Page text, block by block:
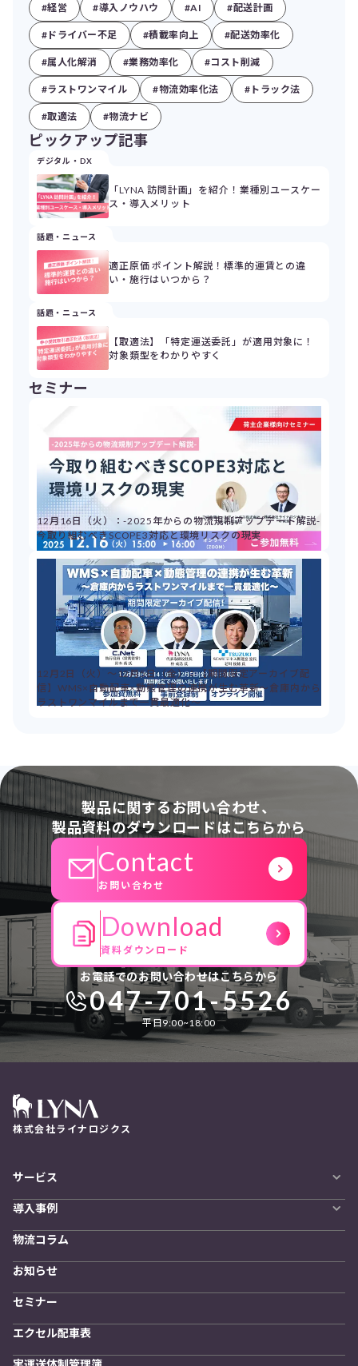
#経営 #導入ノウハウ #AI #配送計画
#ドライバー不足 #積載率向上 #配送効率化
#属人化解消 #業務効率化 #コスト削減
#ラストワンマイル #物流効率化法 #トラック法
#取適法 #物流ナビ
ピックアップ記事
デジタル・DX
「LYNA 訪問計画」を紹介！業種別ユースケー
ス・導入メリット
話題・ニュース
適正原価 ポイント解説！標準的運賃との違
い・施行はいつから？
話題・ニュース
【取適法】「特定運送委託」が適用対象に！
対象類型をわかりやすく
セミナー
12月16日（火）：-2025年からの物流規制アップデート解説-
今取り組むべきSCOPE3対応と環境リスクの現実
12月2日（火）～12月5日（金）：【期間限定アーカイブ配
信】WMS×自動配車×動態管理の連携が生む革新～倉庫内から
ラストワンマイルまで一貫最適化～
製品に関するお問い合わせ、
製品資料のダウンロードはこちらから
Contact
お問い合わせ
Download
資料ダウンロード
お電話でのお問い合わせはこちらから
047-701-5526
平日9:00~18:00
株式会社ライナロジクス
サービス
LYNA DXプラットフォーム
発着管理オプション
訪問計画
物流拠点最適化
開発者向けサービス
導入事例
導入をご検討の方へ
物流コラム
お知らせ
セミナー
エクセル配車表